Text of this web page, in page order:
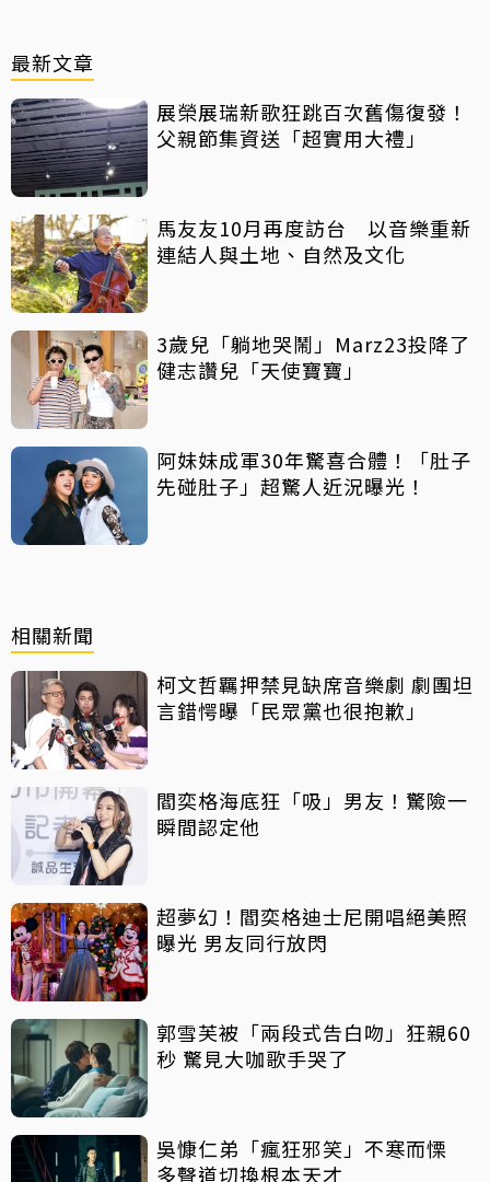
最新文章
展榮展瑞新歌狂跳百次舊傷復發！
父親節集資送「超實用大禮」
馬友友10月再度訪台 以音樂重新
連結人與土地、自然及文化
3歲兒「躺地哭鬧」Marz23投降了
健志讚兒「天使寶寶」
阿妹妹成軍30年驚喜合體！「肚子
先碰肚子」超驚人近況曝光！
相關新聞
柯文哲羈押禁見缺席音樂劇 劇團坦
言錯愕曝「民眾黨也很抱歉」
閻奕格海底狂「吸」男友！驚險一
瞬間認定他
超夢幻！閻奕格迪士尼開唱絕美照
曝光 男友同行放閃
郭雪芙被「兩段式告白吻」狂親60
秒 驚見大咖歌手哭了
吳慷仁弟「瘋狂邪笑」不寒而慄
多聲道切換根本天才